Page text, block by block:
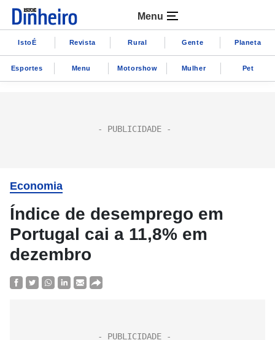
Menu
IstoÉ Revista Rural Gente Planeta
Esportes Menu Motorshow Mulher Pet
Economia
Índice de desemprego em
Portugal cai a 11,8% em
dezembro